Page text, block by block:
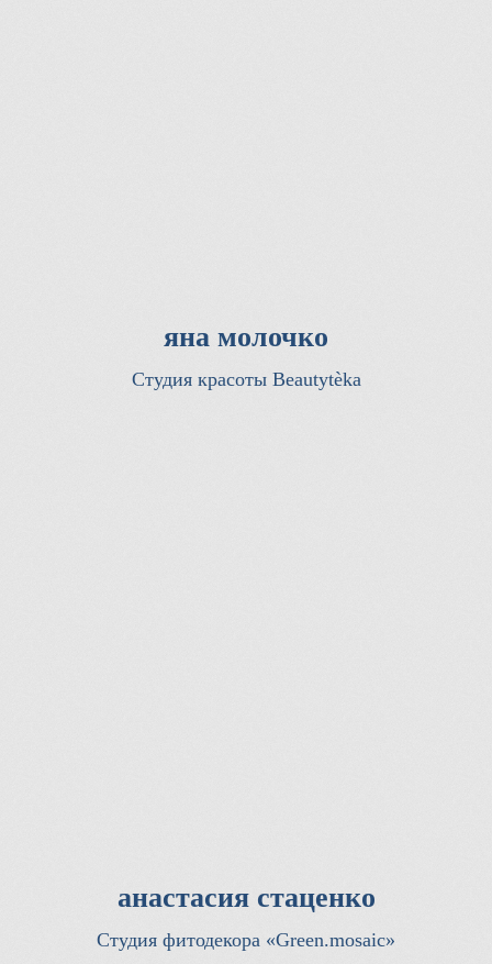
яна молочко
Студия красоты Beautytèka
анастасия cтаценко
Студия фитодекора «Green.mosaic»